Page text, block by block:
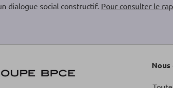
dialogue social constructif. Pour consulter le